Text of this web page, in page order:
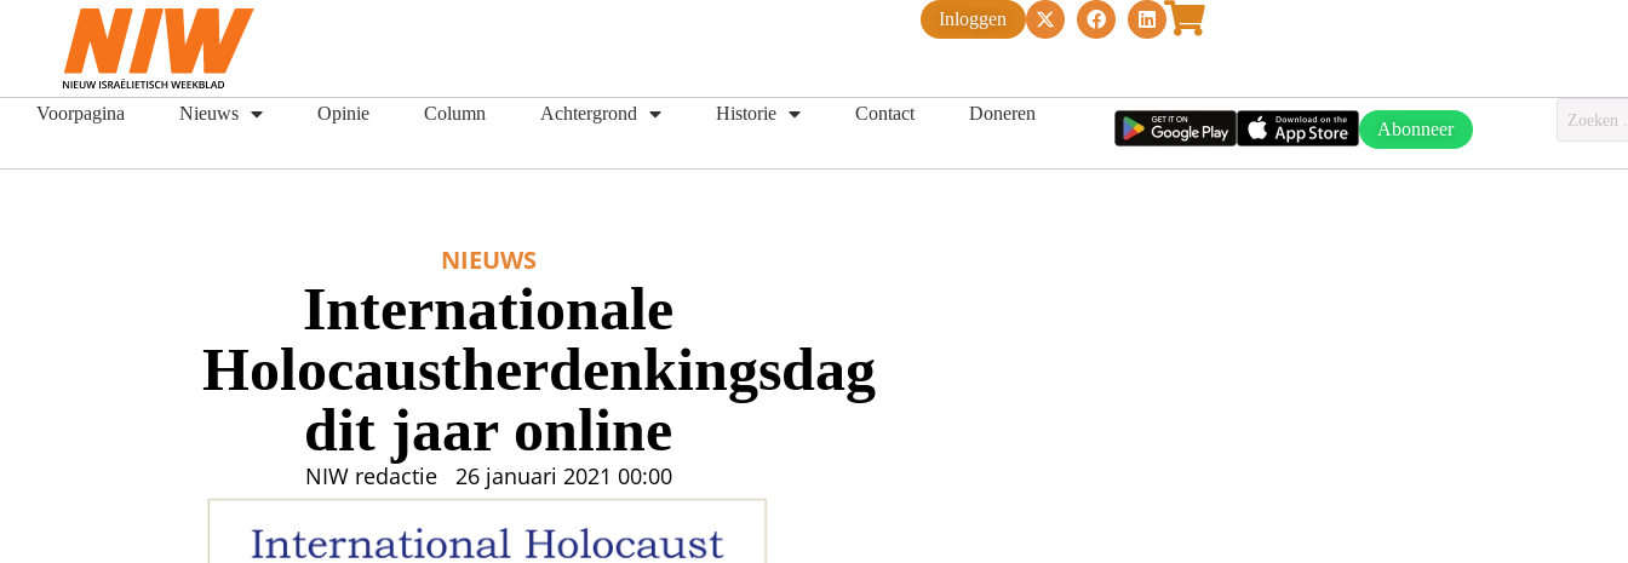
Inloggen
Voorpagina Nieuws Opinie Column Achtergrond Historie Contact Doneren
Abonneer
NIEUWS
Internationale
Holocaustherdenkingsdag
dit jaar online
NIW redactie 26 januari 2021 00:00